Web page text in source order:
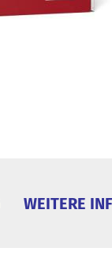
WEITERE